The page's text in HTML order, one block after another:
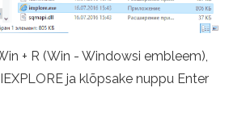
+ R (Win - Windowsi embleem),
ja klõpsake nuppu Enter